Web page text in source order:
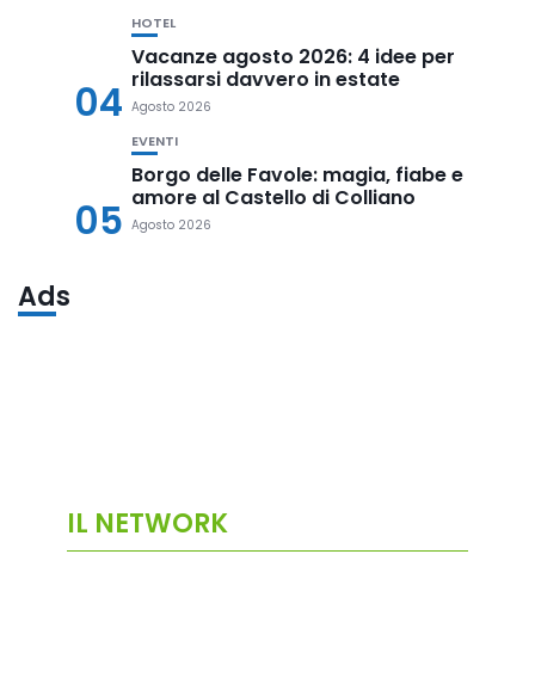
04
HOTEL
Vacanze agosto 2026: 4 idee per
rilassarsi davvero in estate
Agosto 2026
05
EVENTI
Borgo delle Favole: magia, fiabe e
amore al Castello di Colliano
Agosto 2026
Ads
IL NETWORK